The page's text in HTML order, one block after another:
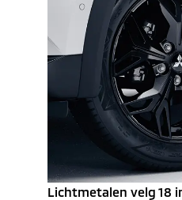
Lichtmetalen velg 18